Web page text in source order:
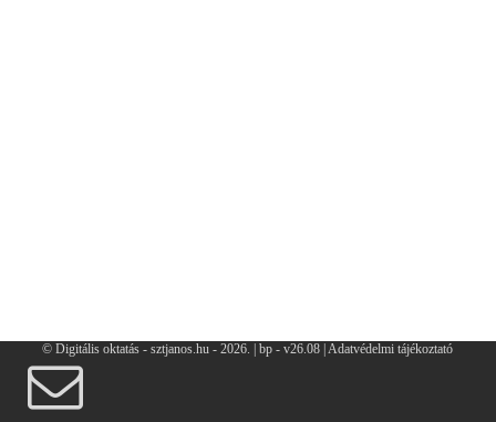
© Digitális oktatás - sztjanos.hu- 2026. | bp - v26.08 | Adatvédelmi tájékoztató